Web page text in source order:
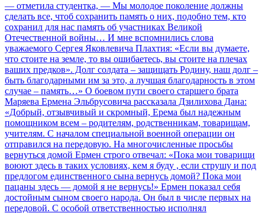
— отметила студентка, — Мы молодое поколение должны
сделать все, чтоб сохранить память о них, подобно тем, кто
сохранил для нас память об участниках Великой
Отечественной войны… И мне вспомнились слова
уважаемого Сергея Яковлевича Плахтия: «Если вы думаете,
что стоите на земле, то вы ошибаетесь, вы стоите на плечах
ваших предков». Долг солдата – защищать Родину, наш долг –
быть благодарными им за это, а лучшая благодарность в этом
случае – память…» О боевом пути своего старшего брата
Маряева Ермена Эльбрусовича рассказала Дзилихова Дана:
«Добрый, отзывчивый и скромный, Ерема был надежным
помощником всем – родителям, родственникам, товарищам,
учителям. С началом специальной военной операции он
отправился на передовую. На многочисленные просьбы
вернуться домой Ермен строго отвечал: «Пока мои товарищи
воюют здесь в таких условиях, кем я буду , если струшу и под
предлогом единственного сына вернусь домой? Пока мои
пацаны здесь — домой я не вернусь!» Ермен показал себя
достойным сыном своего народа. Он был в числе первых на
передовой. С особой ответственностью исполнял